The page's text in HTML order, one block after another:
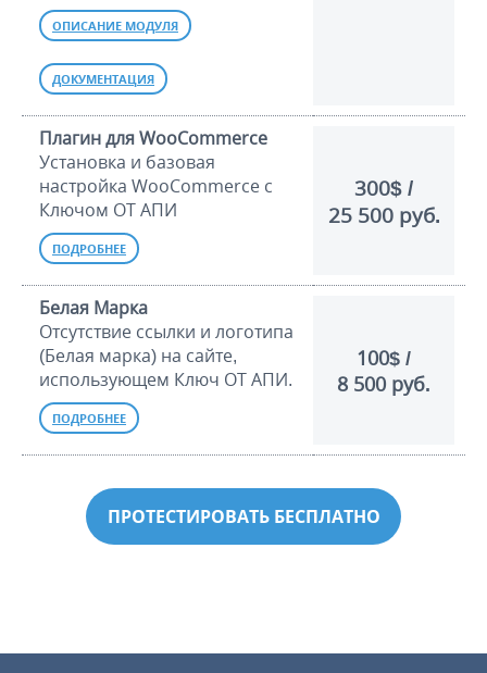
ОПИСАНИЕ МОДУЛЯ
ДОКУМЕНТАЦИЯ
Плагин для WooCommerce
Установка и базовая
настройка WooCommerce c
Ключом ОТ АПИ
ПОДРОБНЕЕ
300$ /
25 500 руб.
Белая Марка
Отсутствие ссылки и логотипа
(Белая марка) на сайте,
использующем Ключ ОТ АПИ.
ПОДРОБНЕЕ
100$ /
8 500 руб.
ПРОТЕСТИРОВАТЬ БЕСПЛАТНО